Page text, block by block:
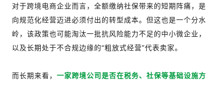
对于跨境电商企业而言，全额缴纳社保带来的短期阵痛，是
向规范化经营迈进必须付出的转型成本。但这也是一个分水
岭，该政策也可能淘汰一批抗风险能力不足的中小微企业，
以及长期处于不合规边缘的“粗放式经营”代表卖家。
而长期来看， 一家跨境公司是否在税务、社保等基础设施方